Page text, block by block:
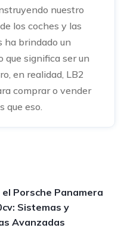
nuestro
los coches y las
ha brindado un
que significa ser un
en realidad, LB2
comprar o vender
que eso.
Porsche Panamera
Sistemas y
Avanzadas